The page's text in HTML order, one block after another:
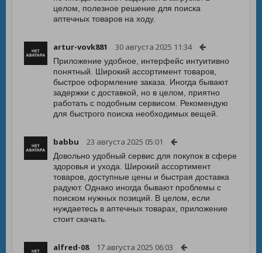
целом, полезное решение для поиска
аптечных товаров на ходу.
artur-vovk881 30 августа 2025 11:34
Приложение удобное, интерфейс интуитивно
понятный. Широкий ассортимент товаров,
быстрое оформление заказа. Иногда бывают
задержки с доставкой, но в целом, приятно
работать с подобным сервисом. Рекомендую
для быстрого поиска необходимых вещей.
babbu 23 августа 2025 05:01
Довольно удобный сервис для покупок в сфере
здоровья и ухода. Широкий ассортимент
товаров, доступные цены и быстрая доставка
радуют. Однако иногда бывают проблемы с
поиском нужных позиций. В целом, если
нуждаетесь в аптечных товарах, приложение
стоит скачать.
alfred-08 17 августа 2025 06:03